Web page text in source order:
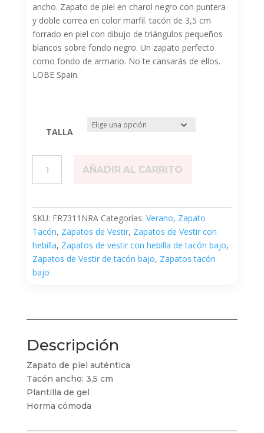
ancho. Zapato de piel en charol negro con puntera
y doble correa en color marfil. tacón de 3,5 cm
forrado en piel con dibujo de triángulos pequeños
blancos sobre fondo negro. Un zapato perfecto
como fondo de armario. No te cansarás de ellos.
LOBE Spain.
TALLA
cantidad
AÑADIR AL CARRITO
SKU: FR7311NRA Categorías: Verano, Zapato
Tacón, Zapatos de Vestir, Zapatos de Vestir con
hebilla, Zapatos de vestir con hebilla de tacón bajo,
Zapatos de Vestir de tacón bajo, Zapatos tacón
bajo
Descripción
Zapato de piel auténtica
Tacón ancho: 3,5 cm
Plantilla de gel
Horma cómoda